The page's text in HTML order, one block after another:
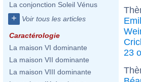
La conjonction Soleil Vénus
+ Voir tous les articles
Caractérologie
La maison VI dominante
La maison VII dominante
La maison VIII dominante
23